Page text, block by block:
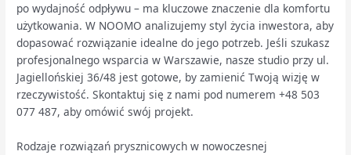
po wydajność odpływu – ma kluczowe znaczenie dla komfortu
użytkowania. W NOOMO analizujemy styl życia inwestora, aby
dopasować rozwiązanie idealne do jego potrzeb. Jeśli szukasz
profesjonalnego wsparcia w Warszawie, nasze studio przy ul.
Jagiellońskiej 36/48 jest gotowe, by zamienić Twoją wizję w
rzeczywistość. Skontaktuj się z nami pod numerem +48 503
077 487, aby omówić swój projekt.
Rodzaje rozwiązań prysznicowych w nowoczesnej